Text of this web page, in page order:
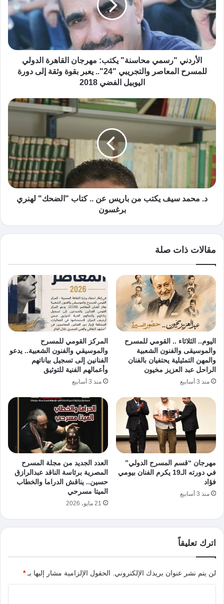
الأردني "رسمي محاسنة" يكتب: مهرجان القاهرة الدولي
للمسرح المعاصر والتجريبي "24".. يعبر بقوة وثقة إلى دورة
اليوبيل الفضي 2018
د. محمد سيف يكتب من باريس عن .. كتاب "الضحك" لهنري
برغسون
مقالات ذات صلة
اليوم.. الثلاثاء .. القومي للمسرح
والموسيقى والفنون الشعبية
والمهن التمثيلية يحتفيان بالفنان
الراحل عبد العزيز مخيون
منذ 3 أسابيع
المركز القومي للمسرح
والموسيقي والفنون الشعبية.. يدعو
الفنانين إلى تسجيل بياناتهم
وأعمالهم الفنية للتوثيق
منذ 3 أسابيع
مهرجان “قسم المسرح الدولي”
في دورته الـ19 يكرم الفنان بيومي
فؤاد
منذ 3 أسابيع
العدد الجديد من مجلة المسرح
المصرية برئاسة الناقد عبدالرازق
حسين.. يناقش الدراما والخطاب
الميتا مسرحي
21 مايو، 2026
اترك تعليقاً
لن يتم نشر عنوان بريدك الإلكتروني. الحقول الإلزامية مشار إليها بـ*